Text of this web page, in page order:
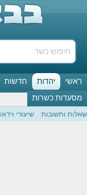
ראשי יהדות חדשות
מסעדות כשרות
שאלות ותשובות שיעורי וידאו